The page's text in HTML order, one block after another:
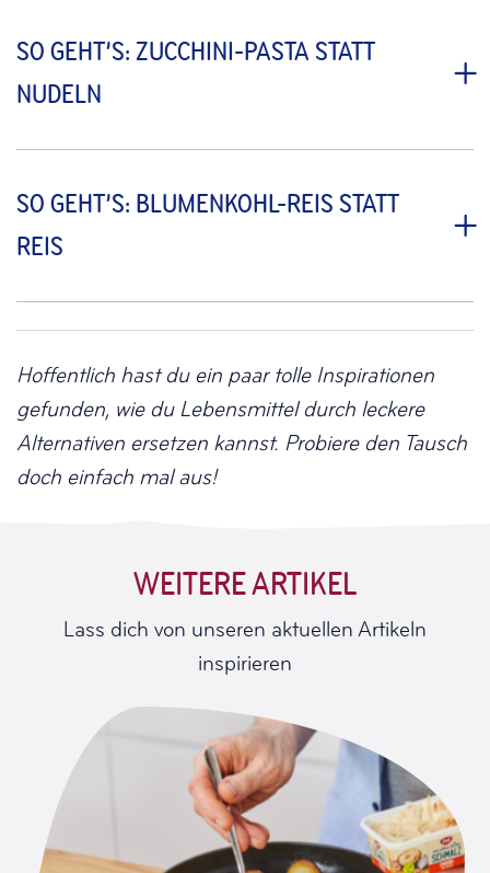
SO GEHT’S: ZUCCHINI-PASTA STATT
NUDELN
SO GEHT’S: BLUMENKOHL-REIS STATT
REIS
Hoffentlich hast du ein paar tolle Inspirationen
gefunden, wie du Lebensmittel durch leckere
Alternativen ersetzen kannst. Probiere den Tausch
doch einfach mal aus!
WEITERE ARTIKEL
Lass dich von unseren aktuellen Artikeln
inspirieren